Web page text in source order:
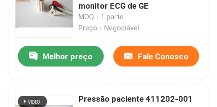
Elétrodo do ECG
Mangueira de NIBP
Cabo de IBP
monitor ECG de GE
MOQ：1 parte
Preço：Negociável
Melhor preço Fale Conosco
Pressão paciente 411202-001